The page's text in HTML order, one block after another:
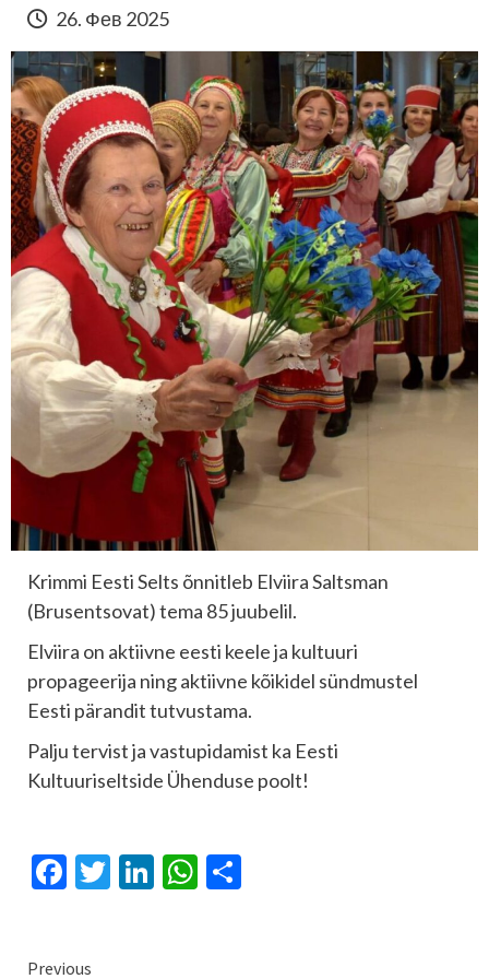
26. Фев 2025
Krimmi Eesti Selts õnnitleb Elviira Saltsman
(Brusentsovat) tema 85 juubelil.
Elviira on aktiivne eesti keele ja kultuuri
propageerija ning aktiivne kõikidel sündmustel
Eesti pärandit tutvustama.
Palju tervist ja vastupidamist ka Eesti
Kultuuriseltside Ühenduse poolt!
Facebook
Twitter
LinkedIn
WhatsApp
Previous